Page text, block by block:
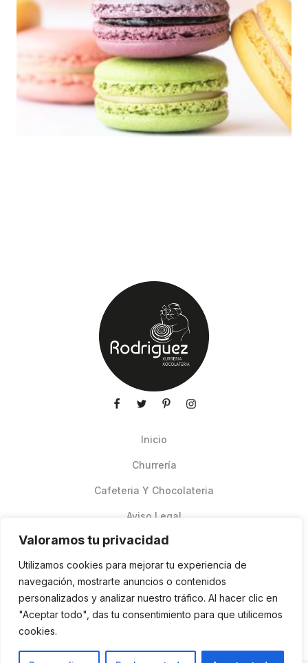
Valoramos tu privacidad
Utilizamos cookies para mejorar tu experiencia de
navegación, mostrarte anuncios o contenidos
personalizados y analizar nuestro tráfico. Al hacer clic en
"Aceptar todo", das tu consentimiento para que utilicemos
cookies.
Inicio
Churrería
Cafeteria Y Chocolateria
Aviso Legal
Pedidos Online Glovo
Contacto